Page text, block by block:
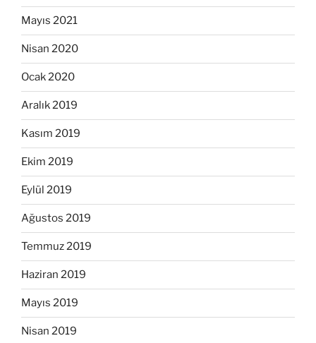
Mayıs 2021
Nisan 2020
Ocak 2020
Aralık 2019
Kasım 2019
Ekim 2019
Eylül 2019
Ağustos 2019
Temmuz 2019
Haziran 2019
Mayıs 2019
Nisan 2019